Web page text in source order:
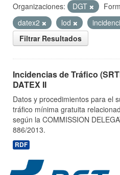
Organizaciones: DGT
datex2
lod
Filtrar Resultados
Incidencias de Tráfico
DATEX II
Datos y procedimientos para el
tráfico mínima gratuita
según la COMMISSION
886/2013.
RDF